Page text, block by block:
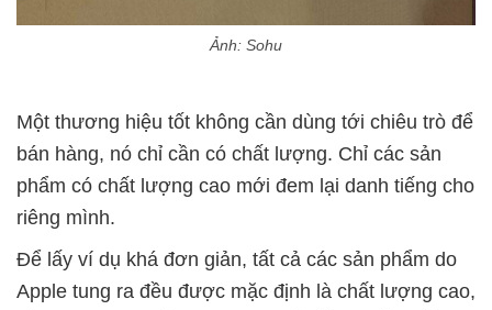
Ảnh: Sohu
Một thương hiệu tốt không cần dùng tới chiêu trò để
bán hàng, nó chỉ cần có chất lượng. Chỉ các sản
phẩm có chất lượng cao mới đem lại danh tiếng cho
riêng mình.
Để lấy ví dụ khá đơn giản, tất cả các sản phẩm do
Apple tung ra đều được mặc định là chất lượng cao,